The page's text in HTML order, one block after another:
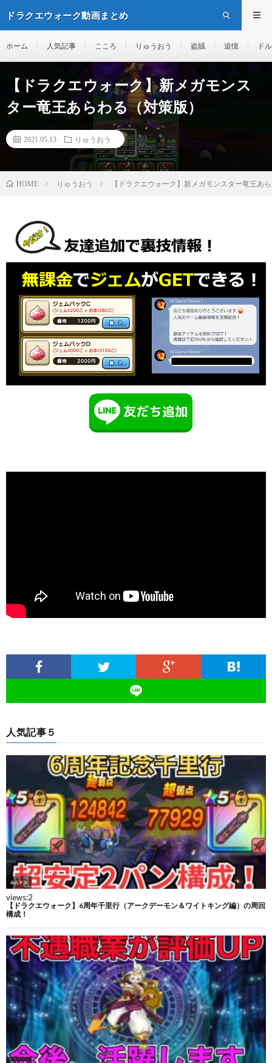
ドラクエウォーク動画まとめ
ホーム 人気記事 こころ りゅうおう 盗賊 追憶 ド
【ドラクエウォーク】新メガモンス
ター竜王あらわる（対策版）
2021.05.13 りゅうおう
HOME りゅうおう 【ドラクエウォーク】新メガモンスター竜王あ
人気記事５